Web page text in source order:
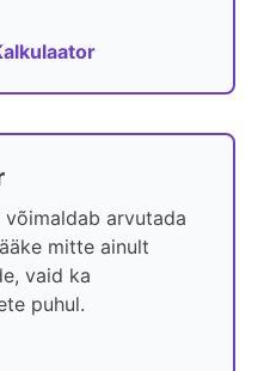
arvutada
mitte ainult
vaid ka
puhul.